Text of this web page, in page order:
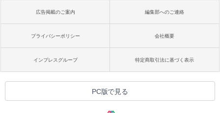
広告掲載のご案内 編集部へのご連絡
プライバシーポリシー 会社概要
インプレスグループ 特定商取引法に基づく表示
PC版で見る